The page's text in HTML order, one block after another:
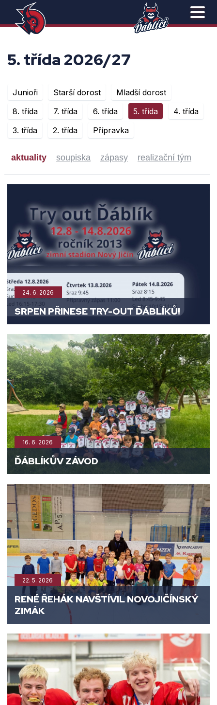
5. třída 2026/27
Junioři Starší dorost
Mladší dorost
8. třída
7. třída 6. třída 5. třída
4. třída
3. třída
2. třída Přípravka
aktuality soupiska zápasy realizační tým
24. 6. 2026
SRPEN PŘINESE TRY-OUT ĎÁBLÍKŮ!
16. 6. 2026
ĎÁBLÍKŮV ZÁVOD
22. 5. 2026
RENÉ ŘEHÁK NAVŠTÍVIL NOVOJIČÍNSKÝ
ZIMÁK